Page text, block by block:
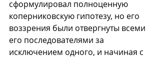
сформулировал полноценную
коперниковскую гипотезу, но его
воззрения были отвергнуты всеми
его последователями за
исключением одного, и начиная с